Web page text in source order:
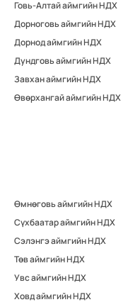
Говь-Алтай аймгийн НДХ
Дорноговь аймгийн НДХ
Дорнод аймгийн НДХ
Дундговь аймгийн НДХ
Завхан аймгийн НДХ
Өвөрхангай аймгийн НДХ
Өмнөговь аймгийн НДХ
Сүхбаатар аймгийн НДХ
Сэлэнгэ аймгийн НДХ
Төв аймгийн НДХ
Увс аймгийн НДХ
Ховд аймгийн НДХ